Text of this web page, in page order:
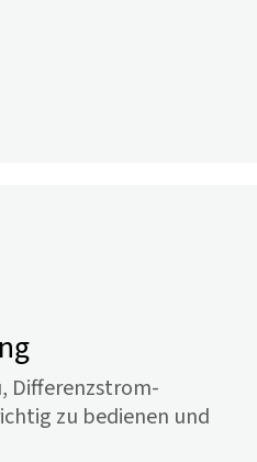
Differenzstrom-
zu bedienen und